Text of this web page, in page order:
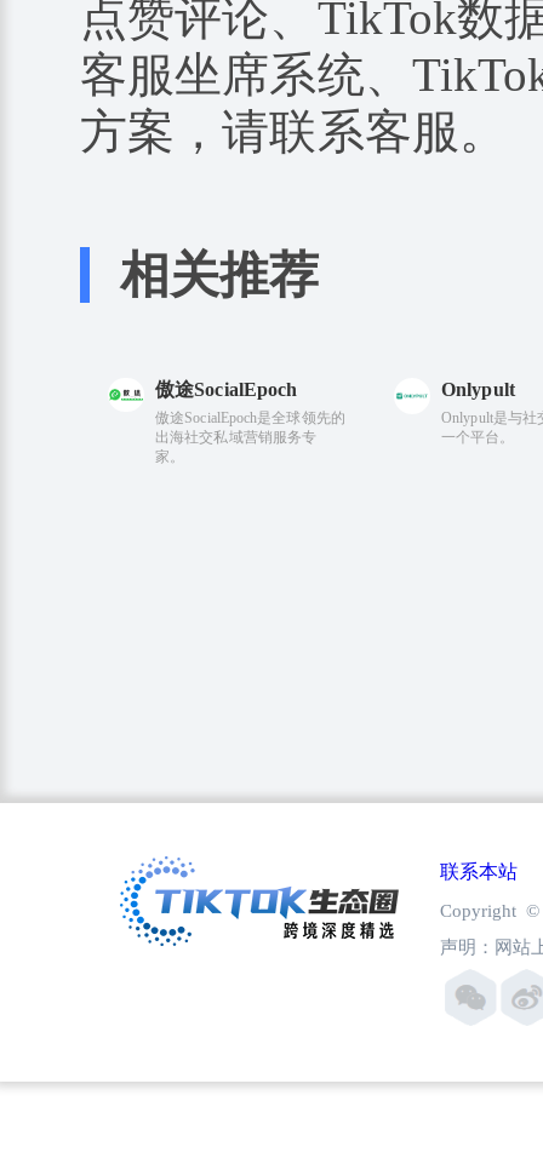
点赞评论、TikTok数
客服坐席系统、
方案，请联系客服。
相关推荐
傲途SocialEpoch
傲途SocialEpoch是全球领先的
出海社交私域营销服务专
家。
Onlypult
Onlypult是与社
一个平台。
联系本站
Copyright ©
声明：网站